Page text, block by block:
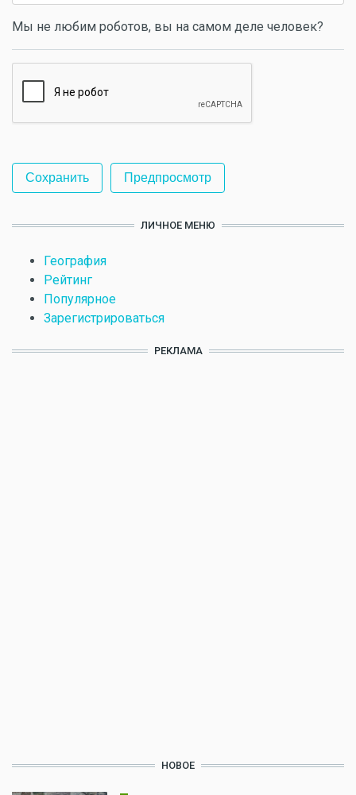
Мы не любим роботов, вы на самом деле человек?
ЛИЧНОЕ МЕНЮ
География
Рейтинг
Популярное
Зарегистрироваться
РЕКЛАМА
НОВОЕ